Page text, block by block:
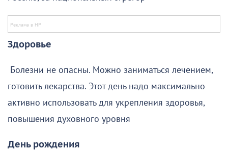
Здоровье
Болезни не опасны. Можно заниматься лечением,
готовить лекарства. Этот день надо максимально
активно использовать для укрепления здоровья,
повышения духовного уровня
День рождения